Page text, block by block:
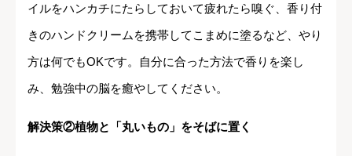
イルをハンカチにたらしておいて疲れたら嗅ぐ、香り付
きのハンドクリームを携帯してこまめに塗るなど、やり
方は何でもOKです。自分に合った方法で香りを楽し
み、勉強中の脳を癒やしてください。
解決策②植物と「丸いもの」をそばに置く